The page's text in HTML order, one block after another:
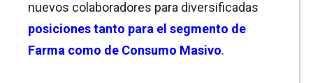
nuevos colaboradores para diversificadas
posiciones tanto para el segmento de
Farma como de Consumo Masivo.